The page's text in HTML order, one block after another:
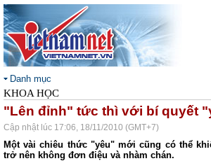
Danh mục
KHOA HỌC
"Lên đỉnh" tức thì với bí quyết
Cập nhật lúc 17:06, 18/11/2010 (GMT+7)
Một vài chiêu thức "yêu" mới cũng có thể
trở nên không đơn điệu và nhàm chán.